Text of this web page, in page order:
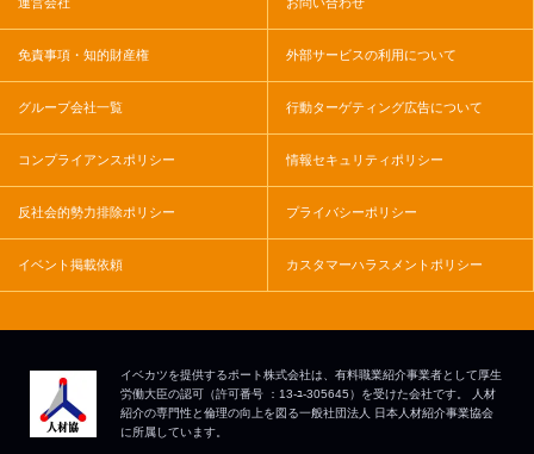
免責事項・知的財産権 外部サービスの利用について
グループ会社一覧 行動ターゲティング広告について
コンプライアンスポリシー 情報セキュリティポリシー
反社会的勢力排除ポリシー プライバシーポリシー
イベント掲載依頼 カスタマーハラスメントポリシー